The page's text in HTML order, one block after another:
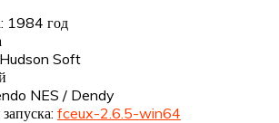
1984 год
Hudson Soft
NES / Dendy
fceux-2.6.5-win64